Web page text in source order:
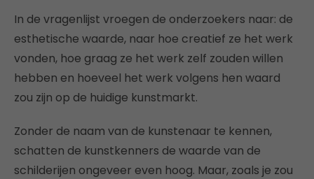
In de vragenlijst vroegen de onderzoekers naar: de
esthetische waarde, naar hoe creatief ze het werk
vonden, hoe graag ze het werk zelf zouden willen
hebben en hoeveel het werk volgens hen waard
zou zijn op de huidige kunstmarkt.
Zonder de naam van de kunstenaar te kennen,
schatten de kunstkenners de waarde van de
schilderijen ongeveer even hoog. Maar, zoals je zou